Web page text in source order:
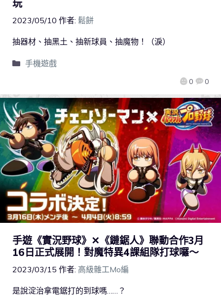
玩
2023/05/10 作者: 鬆餅
0 0
抽器材、抽黑土、抽新球員、抽魔物！（淚）
手機遊戲
手遊《實況野球》✕《鏈鋸人》聯動合作3月
16日正式展開！對魔特異4課組隊打球囉～
2023/03/15 作者: 高級雜工Mo編
是說淀治拿電鋸打的到球嗎……？